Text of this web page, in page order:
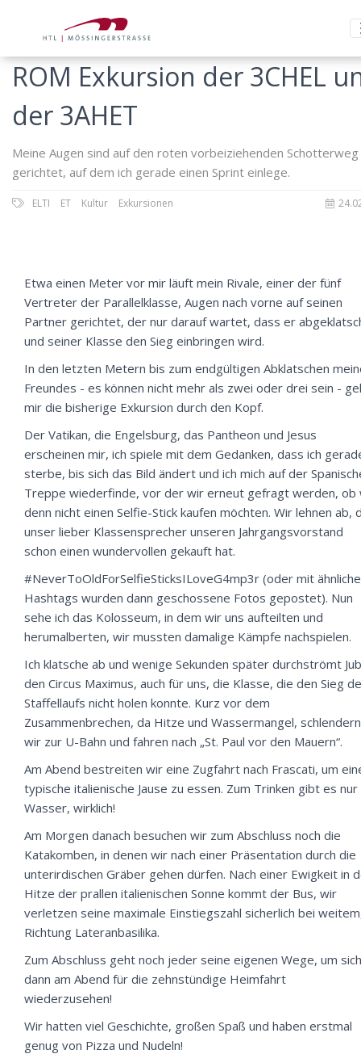
ROM Exkursion der 3CHEL
der 3AHET
Meine Augen sind auf den roten vorbeiziehenden Schotterweg
gerichtet, auf dem ich gerade einen Sprint einlege.
ELTI ET Kultur Exkursionen
Etwa einen Meter vor mir läuft mein Rivale, einer der fünf
Vertreter der Parallelklasse, Augen nach vorne auf seinen
Partner gerichtet, der nur darauf wartet, dass er
und seiner Klasse den Sieg einbringen wird.
In den letzten Metern bis zum endgültigen Abklatschen
Freundes - es können nicht mehr als zwei oder drei sein -
mir die bisherige Exkursion durch den Kopf.
Der Vatikan, die Engelsburg, das Pantheon und Jesus
erscheinen mir, ich spiele mit dem Gedanken, dass ich
sterbe, bis sich das Bild ändert und ich mich auf der
Treppe wiederfinde, vor der wir erneut gefragt werden, ob
denn nicht einen Selfie-Stick kaufen möchten. Wir lehnen ab,
unser lieber Klassensprecher unseren Jahrgangsvorstand
schon einen wundervollen gekauft hat.
#NeverToOldForSelfieSticksILoveG4mp3r (oder mit
Hashtags wurden dann geschossene Fotos gepostet). Nun
sehe ich das Kolosseum, in dem wir uns aufteilten und
herumalberten, wir mussten damalige Kämpfe nachspielen.
Ich klatsche ab und wenige Sekunden später durchströmt
den Circus Maximus, auch für uns, die Klasse, die den Sieg
Staffellaufs nicht holen konnte. Kurz vor dem
Zusammenbrechen, da Hitze und Wassermangel, schlendern
wir zur U-Bahn und fahren nach „St. Paul vor den Mauern“.
Am Abend bestreiten wir eine Zugfahrt nach Frascati, um
typische italienische Jause zu essen. Zum Trinken gibt es nur
Wasser, wirklich!
Am Morgen danach besuchen wir zum Abschluss noch die
Katakomben, in denen wir nach einer Präsentation durch die
unterirdischen Gräber gehen dürfen. Nach einer Ewigkeit in
Hitze der prallen italienischen Sonne kommt der Bus, wir
verletzen seine maximale Einstiegszahl sicherlich bei
Richtung Lateranbasilika.
Zum Abschluss geht noch jeder seine eigenen Wege, um sich
dann am Abend für die zehnstündige Heimfahrt
wiederzusehen!
Wir hatten viel Geschichte, großen Spaß und haben erstmal
genug von Pizza und Nudeln!